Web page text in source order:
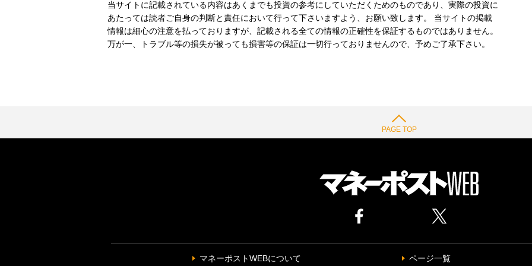
当サイトに記載されている内容はあくまでも投資の参考にしていただくためのものであり、実際の投資に
あたっては読者ご自身の判断と責任において行って下さいますよう、お願い致します。 当サイトの掲載
情報は細心の注意を払っておりますが、記載される全ての情報の正確性を保証するものではありません。
万が一、トラブル等の損失が被っても損害等の保証は一切行っておりませんので、予めご了承下さい。
PAGE TOP
マネーポストWEBについて ページ一覧